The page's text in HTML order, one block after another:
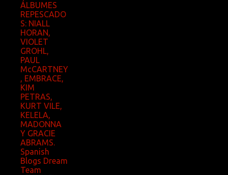
ÁLBUMES
REPESCADO
S: NIALL
HORAN,
VIOLET
GROHL,
PAUL
McCARTNEY
, EMBRACE,
KIM
PETRAS,
KURT VILE,
KELELA,
MADONNA
Y GRACIE
ABRAMS.
Spanish
Blogs Dream
Team